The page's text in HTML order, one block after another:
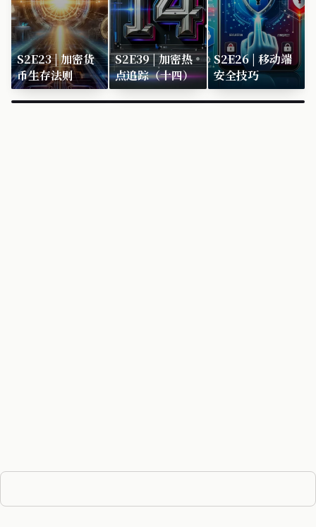
S2E23 | 加密货
币生存法则
S2E39 | 加密热
点追踪（十四）
S2E26 | 移动端
安全技巧